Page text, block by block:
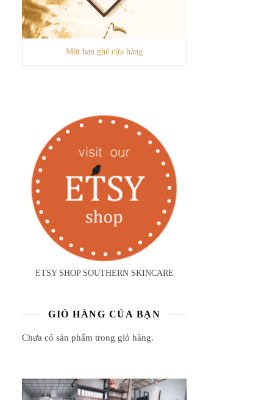
Mời bạn ghé cửa hàng
ETSY SHOP SOUTHERN SKINCARE
GIỎ HÀNG CỦA BẠN
Chưa có sản phẩm trong giỏ hàng.